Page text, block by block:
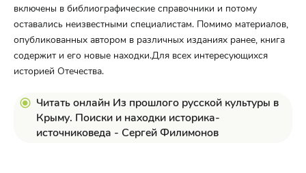
включены в библиографические справочники и потому
оставались неизвестными специалистам. Помимо материалов,
опубликованных автором в различных изданиях ранее, книга
содержит и его новые находки.Для всех интересующихся
историей Отечества.
Читать онлайн Из прошлого русской культуры в
Крыму. Поиски и находки историка-
источниковеда - Сергей Филимонов